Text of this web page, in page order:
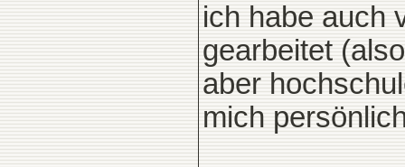
ich habe auch
gearbeitet
aber
mich